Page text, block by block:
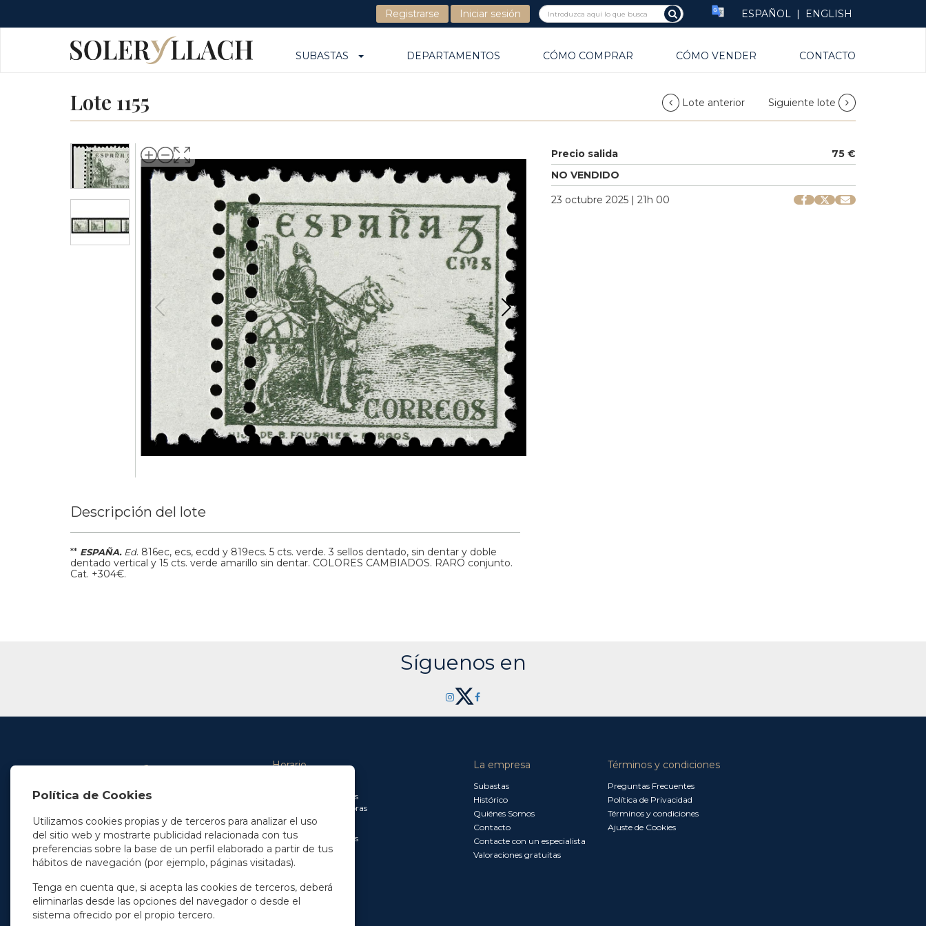
Registrarse Iniciar sesión ESPAÑOL | ENGLISH
SUBASTAS DEPARTAMENTOS CÓMO COMPRAR CÓMO VENDER CONTACTO
Lote 1155 Lote anterior Siguiente lote
Precio salida
75 €
NO VENDIDO
23 octubre 2025 | 21h 00
Descripción del lote
** ESPAÑA. Ed. 816ec, ecs, ecdd y 819ecs. 5 cts. verde. 3 sellos dentado, sin dentar y doble
dentado vertical y 15 cts. verde amarillo sin dentar. COLORES CAMBIADOS. RARO conjunto.
Cat. +304€.
Síguenos en
En Madrid
info@soleryllach.com
En Barcelona
Beethoven 13
+34 93 201 87 33
info@soleryllach.com
Horario
De 9.00 a 13.30 horas
y de 14.30 a 18.00 horas
Viernes:
De 8.30 a 15.00 horas
La empresa
Subastas
Histórico
Quiénes Somos
Contacto
Contacte con un especialista
Valoraciones gratuitas
Términos y condiciones
Preguntas Frecuentes
Política de Privacidad
Términos y condiciones
Ajuste de Cookies
Política de Cookies
Utilizamos cookies propias y de terceros para analizar el uso
del sitio web y mostrarte publicidad relacionada con tus
preferencias sobre la base de un perfil elaborado a partir de tus
hábitos de navegación (por ejemplo, páginas visitadas).
Tenga en cuenta que, si acepta las cookies de terceros, deberá
eliminarlas desde las opciones del navegador o desde el
sistema ofrecido por el propio tercero.